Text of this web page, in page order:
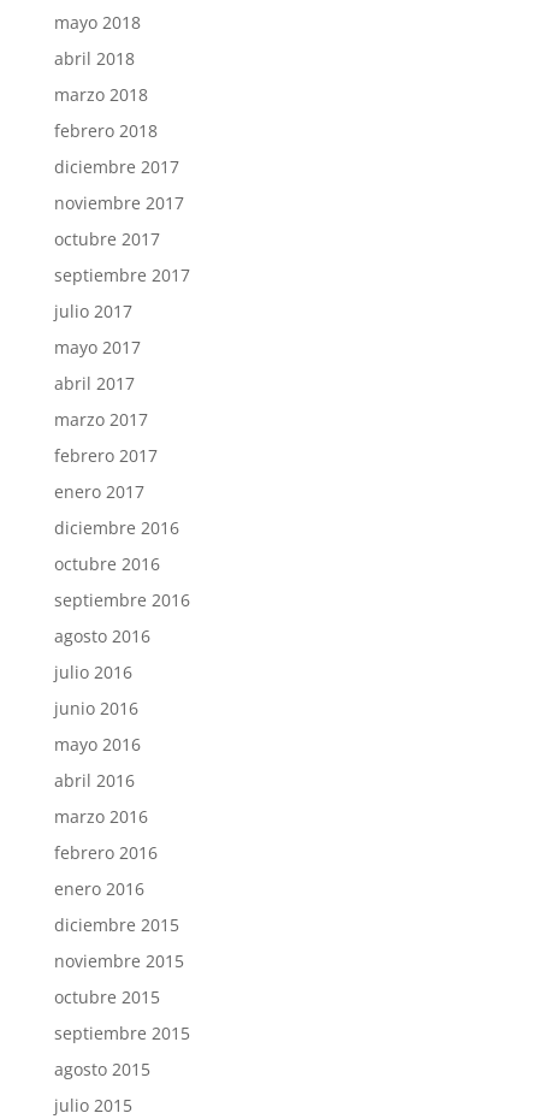
mayo 2018
abril 2018
marzo 2018
febrero 2018
diciembre 2017
noviembre 2017
octubre 2017
septiembre 2017
julio 2017
mayo 2017
abril 2017
marzo 2017
febrero 2017
enero 2017
diciembre 2016
octubre 2016
septiembre 2016
agosto 2016
julio 2016
junio 2016
mayo 2016
abril 2016
marzo 2016
febrero 2016
enero 2016
diciembre 2015
noviembre 2015
octubre 2015
septiembre 2015
agosto 2015
julio 2015